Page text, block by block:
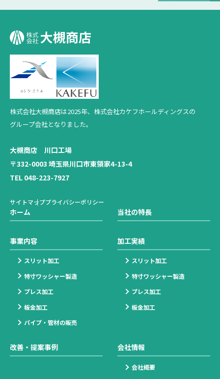
株式会社大槻商店は2025年、 株式会社カケフホールディングスの
グループ会社となりました。
大槻商店 川口工場
〒332-0003 埼玉県川口市東領家4-13-4
TEL 048-223-7927
サイトマッププライバシーポリシー
ホーム 当社の特長
事業内容
スリット加工
特寸ワッシャー製造
プレス加工
板金加工
パイプ・管材の販売
加工実績
スリット加工
特寸ワッシャー製造
プレス加工
板金加工
改善・提案事例 会社情報
会社概要